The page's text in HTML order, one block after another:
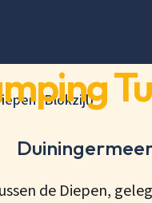
(Blokzijl)
de Diepen,